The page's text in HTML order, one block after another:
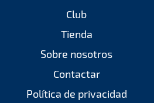
Club
Tienda
Sobre nosotros
Contactar
Política de privacidad